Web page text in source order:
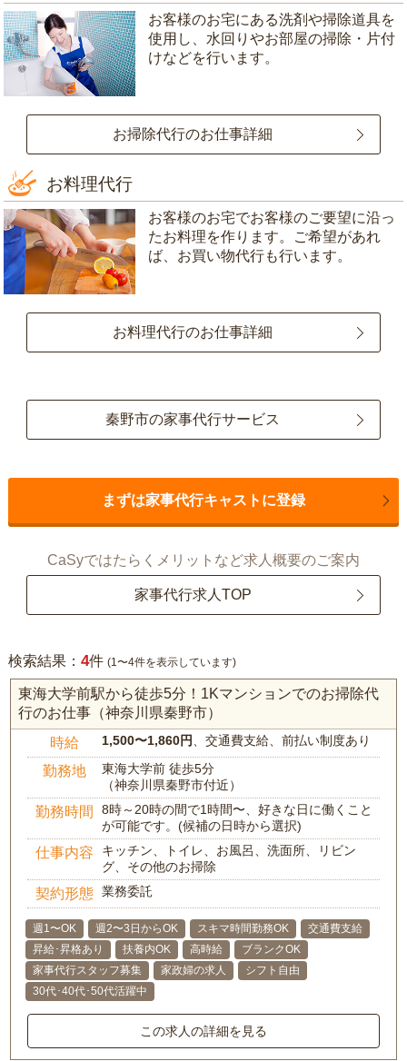
お客様のお宅にある洗剤や掃除道具を
使用し、水回りやお部屋の掃除・片付
けなどを行います。
お掃除代行のお仕事詳細
お料理代行
お客様のお宅でお客様のご要望に沿っ
たお料理を作ります。ご希望があれ
ば、お買い物代行も行います。
お料理代行のお仕事詳細
秦野市の家事代行サービス
まずは家事代行キャストに登録
CaSyではたらくメリットなど求人概要のご案内
家事代行求人TOP
検索結果： 4件 (1〜4件を表示しています)
東海大学前駅から徒歩5分！1Kマンションでのお掃除代
行のお仕事（神奈川県秦野市）
時給 1,500〜1,860円 、交通費支給、前払い制度あり
勤務地
東海大学前 徒歩5分
（神奈川県秦野市付近）
勤務時間
8時～20時の間で1時間〜、好きな日に働くこと
が可能です。(候補の日時から選択)
仕事内容
キッチン、トイレ、お風呂、洗面所、リビン
グ、その他のお掃除
契約形態 業務委託
週1〜OK 週2〜3日からOK スキマ時間勤務OK
交通費支給
昇給･昇格あり
扶養内OK 高時給
ブランクOK
家事代行スタッフ募集
家政婦の求人
シフト自由
30代･40代･50代活躍中
この求人の詳細を見る